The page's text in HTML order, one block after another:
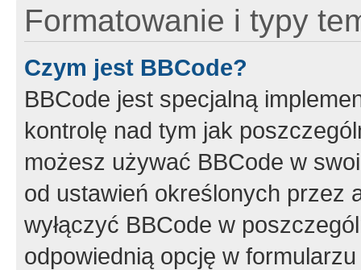
Formatowanie i typy
Czym jest BBCode?
BBCode jest specjalną
kontrolę nad tym jak
możesz używać BBCode w
od ustawień określonych przez
wyłączyć BBCode w
odpowiednią opcję w